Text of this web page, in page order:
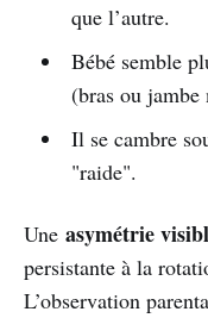
que l’autre.
Bébé semble
(bras ou
Il se cambre
"raide".
Une asymétrie
persistante à la
L’observation